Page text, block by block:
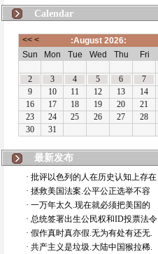
Calendar
最新发布
· 批评以色列的人在历史认知上存在
· 拯救美国法案.公平公正选举不容
· 一万年太久.现在就必须把美国的
· 总统签署出生公民权和ID投票法令
· 假作真时真亦假.无为有处有还无.
· 共产主义是垃圾.大陆中国猴拉稀.